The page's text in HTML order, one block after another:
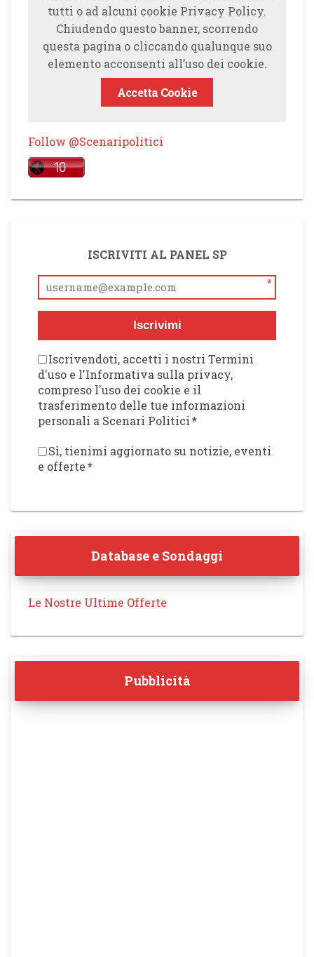
tutti o ad alcuni cookie Privacy Policy.
Chiudendo questo banner, scorrendo
questa pagina o cliccando qualunque suo
elemento acconsenti all’uso dei cookie.
Accetta Cookie
Follow @Scenaripolitici
ISCRIVITI AL PANEL SP
*
Iscrivimi
Iscrivendoti, accetti i nostri Termini
d'uso e l'Informativa sulla privacy,
compreso l'uso dei cookie e il
trasferimento delle tue informazioni
personali a Scenari Politici*
Sì, tienimi aggiornato su notizie, eventi
e offerte*
Database e Sondaggi
Le Nostre Ultime Offerte
Pubblicità